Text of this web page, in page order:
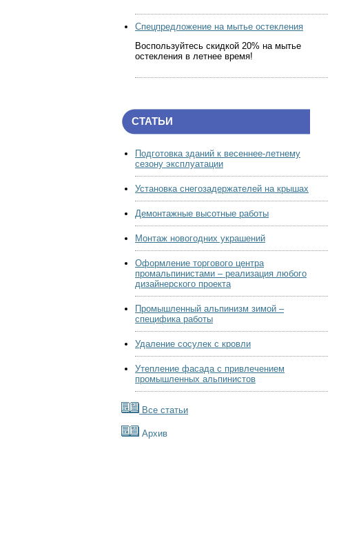
Спецпредложение на мытье остекления
Воспользуйтесь скидкой 20% на мытье
остекления в летнее время!
СТАТЬИ
Подготовка зданий к весеннее-летнему
сезону эксплуатации
Установка снегозадержателей на крышах
Демонтажные высотные работы
Монтаж новогодних украшений
Оформление торгового центра
промальпинистами – реализация любого
дизайнерского проекта
Промышленный альпинизм зимой –
специфика работы
Удаление сосулек с кровли
Утепление фасада с привлечением
промышленных альпинистов
Все статьи
Архив